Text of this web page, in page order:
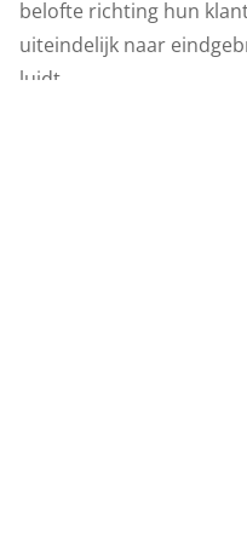
belofte richting hun
uiteindelijk naar
luidt…